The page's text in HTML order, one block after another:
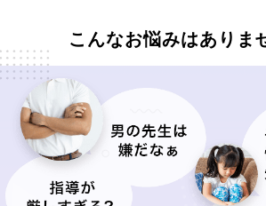
こんなお悩みはありま